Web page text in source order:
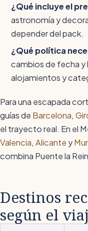
¿Qué incluye el
astronomía y
depender del pack.
¿Qué política
cambios de fecha y
alojamientos y
Para una escapada
guías de Barcelona,
el trayecto real. En el
Valencia, Alicante y
combina Puente la
Destinos
según el